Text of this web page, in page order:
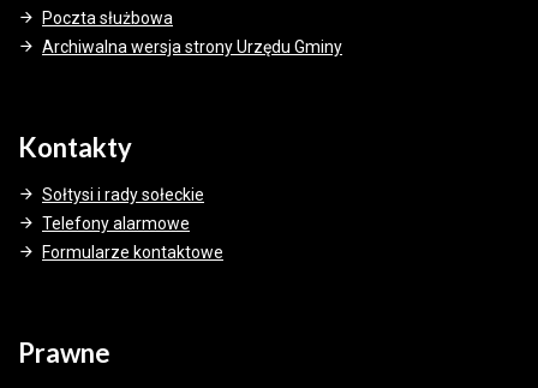
Poczta służbowa
Archiwalna wersja strony Urzędu Gminy
Kontakty
Sołtysi i rady sołeckie
Telefony alarmowe
Formularze kontaktowe
Prawne